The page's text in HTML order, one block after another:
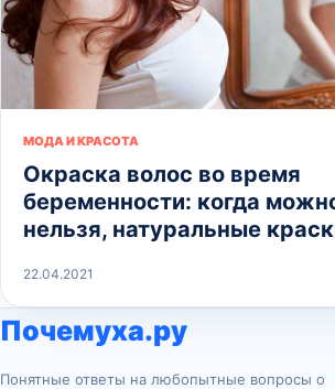
МОДА И КРАСОТА
Окраска волос во время
беременности: когда
нельзя, натуральные
22.04.2021
Почемуха.ру
Понятные ответы на любопытные вопросы о